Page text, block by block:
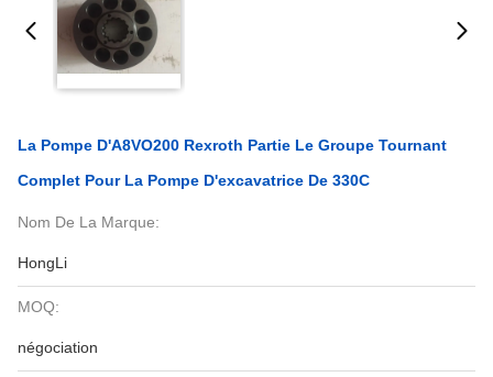
La Pompe D'A8VO200 Rexroth Partie Le Groupe Tournant
Complet Pour La Pompe D'excavatrice De 330C
Nom De La Marque:
HongLi
MOQ:
négociation